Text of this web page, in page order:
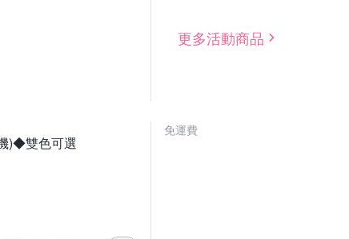
更多活動商品
)◆雙色可選
免運費